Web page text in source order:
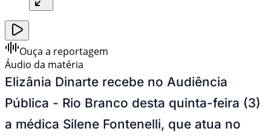
Ouça a reportagem
Áudio da matéria
Elizânia Dinarte recebe no Audiência
Pública - Rio Branco desta quinta-feira (3)
a médica Silene Fontenelli, que atua no